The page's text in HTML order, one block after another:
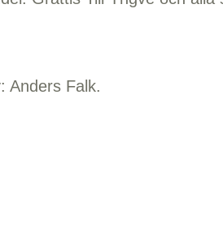
Anders Falk.